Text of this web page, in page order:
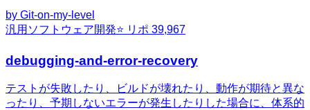
by Git-on-my-level
汎用 ソフトウェア開発⭐ リポ 39,967
debugging-and-error-recovery
テストが失敗したり、ビルドが壊れたり、動作が期待と異な
ったり、予期しないエラーが発生したりした場合に、体系的